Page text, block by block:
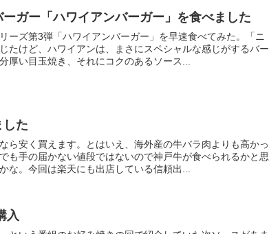
ガー「ハワイアンバーガー」を食べました
ーズ第3弾「ハワイアンバーガー」を早速食べてみた。「ニ
たけど、ハワイアンは、まさにスペシャルな感じがするバー
厚い目玉焼き、それにコクのあるソース...
した
ら安く買えます。とはいえ、海外産の牛バラ肉よりも高かっ
も手の届かない値段ではないので神戸牛が食べられるかと思
な。今回は楽天にも出店している信頼出...
入